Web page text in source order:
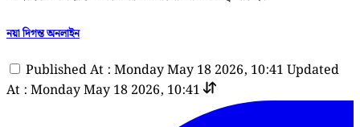
নয়া দিগন্ত অনলাইন
Published At : Monday May 18 2026, 10:41 Updated
At : Monday May 18 2026, 10:41